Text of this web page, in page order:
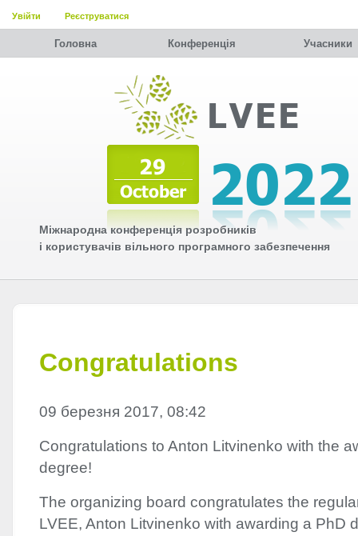
Увійти Реєструватися
Головна Конференція Учасники
Міжнародна конференція розробників
і користувачів вільного програмного забезпечення
Congratulations
09 березня 2017, 08:42
Congratulations to Anton Litvinenko with the
degree!
The organizing board congratulates the
LVEE, Anton Litvinenko with awarding a PhD